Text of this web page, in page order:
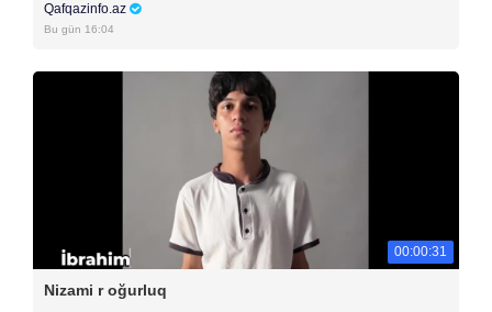
Qafqazinfo.az
Bu gün 16:04
00:00:31
Nizami r oğurluq